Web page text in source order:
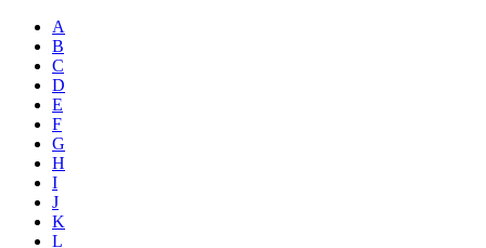
A
B
C
D
E
F
G
H
I
J
K
L